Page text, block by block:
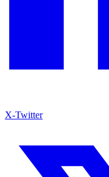
X-Twitter